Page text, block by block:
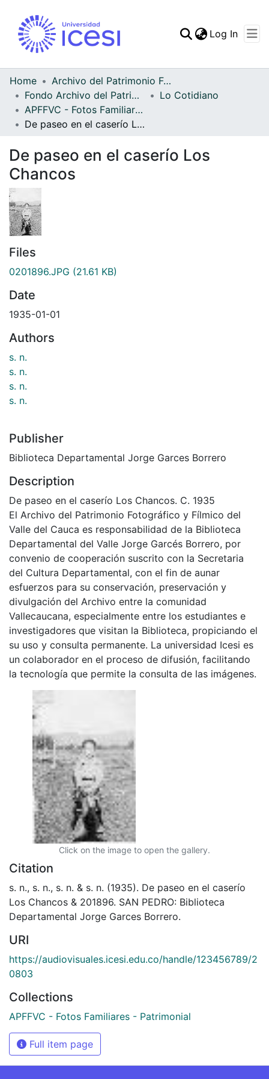
Statistics
Log In
Home
Archivo del Patrimonio Fotográfico y Fílmico del Valle del Cauca
Fondo Archivo del Patrimonio Fotográfico y Fílmico del Valle del Cauca
Lo Cotidiano
APFFVC - Fotos Familiares - Patrimonial
De paseo en el caserío Los Chancos
De paseo en el caserío Los
Chancos
Files
0201896.JPG (21.61 KB)
Date
1935-01-01
Authors
s. n.
s. n.
s. n.
s. n.
Publisher
Biblioteca Departamental Jorge Garces Borrero
Description
De paseo en el caserío Los Chancos. C. 1935
El Archivo del Patrimonio Fotográfico y Fílmico del
Valle del Cauca es responsabilidad de la Biblioteca
Departamental del Valle Jorge Garcés Borrero, por
convenio de cooperación suscrito con la Secretaria
del Cultura Departamental, con el fin de aunar
esfuerzos para su conservación, preservación y
divulgación del Archivo entre la comunidad
Vallecaucana, especialmente entre los estudiantes e
investigadores que visitan la Biblioteca, propiciando el
su uso y consulta permanente. La universidad Icesi es
un colaborador en el proceso de difusión, facilitando
la tecnología que permite la consulta de las imágenes.
Click on the image to open the gallery.
Citation
s. n., s. n., s. n. & s. n. (1935). De paseo en el caserío
Los Chancos & 201896. SAN PEDRO: Biblioteca
Departamental Jorge Garces Borrero.
URI
https://audiovisuales.icesi.edu.co/handle/123456789/2
0803
Collections
APFFVC - Fotos Familiares - Patrimonial
Full item page